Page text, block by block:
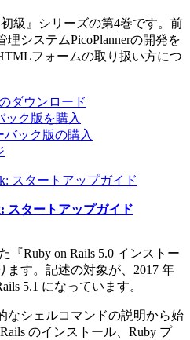
級』シリーズの第4巻です。前
システムPicoPlannerの開発を
フォームの取り扱い方につ
ダウンロード
ック版を購入
ック版の購入
スタートアップガイド
『Ruby on Rails 5.0 インストー
ます。記述の対象が、2017 年
5.1 になっています。
なシェルコマンドの説明から始
のインストール、Ruby プ